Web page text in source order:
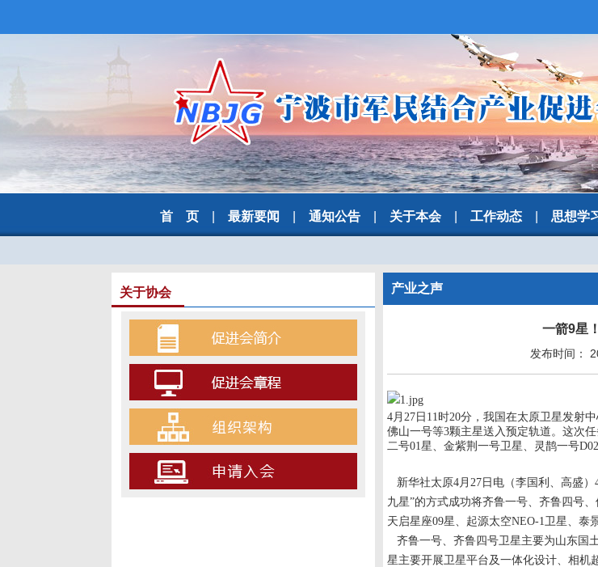
首 页 最新要闻 通知公告 关于本会 工作动态 思想学
关于协会 产业之声
一箭9星
发布时间：
4月27日11时20分，我国在太原卫星发射
佛山一号等3颗主星送入预定轨道。这次
二号01星、金紫荆一号卫星、灵鹊一号
新华社太原4月27日电（李国利、高盛
九星”的方式成功将齐鲁一号、齐鲁四号
天启星座09星、起源太空NEO-1卫星、泰
齐鲁一号、齐鲁四号卫星主要为山东国
星主要开展卫星平台及一体化设计、相机